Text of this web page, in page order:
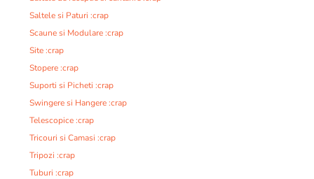
Saltele si Paturi :crap
Scaune si Modulare :crap
Site :crap
Stopere :crap
Suporti si Picheti :crap
Swingere si Hangere :crap
Telescopice :crap
Tricouri si Camasi :crap
Tripozi :crap
Tuburi :crap